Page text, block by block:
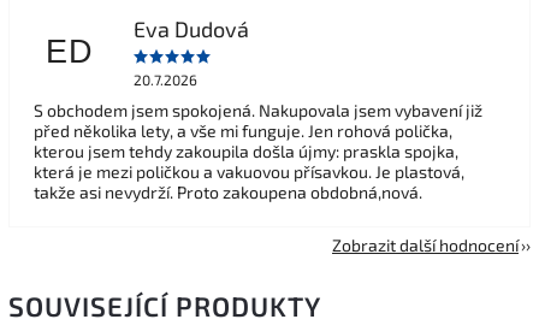
ED
Eva Dudová
20.7.2026
S obchodem jsem spokojená. Nakupovala jsem vybavení již
před několika lety, a vše mi funguje. Jen rohová polička,
kterou jsem tehdy zakoupila došla újmy: praskla spojka,
která je mezi poličkou a vakuovou přísavkou. Je plastová,
takže asi nevydrží. Proto zakoupena obdobná,nová.
Zobrazit další hodnocení
SOUVISEJÍCÍ PRODUKTY